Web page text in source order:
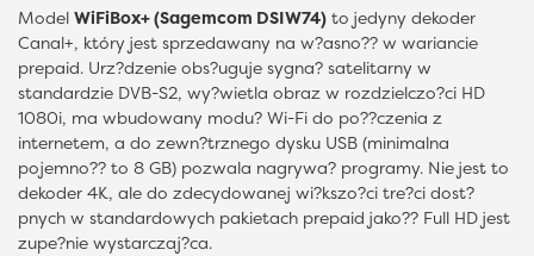
Model WiFiBox+ (Sagemcom DSIW74) to jedyny dekoder
Canal+, który jest sprzedawany na w?asno?? w wariancie
prepaid. Urz?dzenie obs?uguje sygna? satelitarny w
standardzie DVB-S2, wy?wietla obraz w rozdzielczo?ci HD
1080i, ma wbudowany modu? Wi-Fi do po??czenia z
internetem, a do zewn?trznego dysku USB (minimalna
pojemno?? to 8 GB) pozwala nagrywa? programy. Nie jest to
dekoder 4K, ale do zdecydowanej wi?kszo?ci tre?ci dost?
pnych w standardowych pakietach prepaid jako?? Full HD jest
zupe?nie wystarczaj?ca.